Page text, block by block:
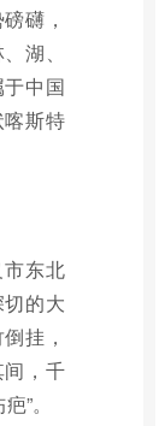
礴，
湖、
中国
斯特
东北
的大
挂，
，千
”。